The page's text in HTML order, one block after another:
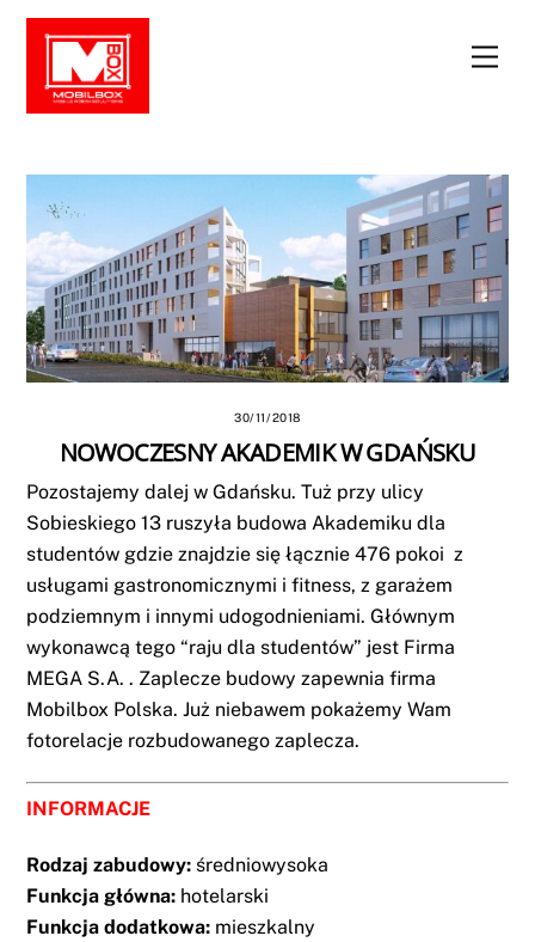
Skip
content
30/11/2018
NOWOCZESNY AKADEMIK W GDAŃSKU
Pozostajemy dalej w Gdańsku. Tuż przy ulicy
Sobieskiego 13 ruszyła budowa Akademiku dla
studentów gdzie znajdzie się łącznie 476 pokoi z
usługami gastronomicznymi i fitness, z garażem
podziemnym i innymi udogodnieniami. Głównym
wykonawcą tego “raju dla studentów” jest Firma
MEGA S.A. . Zaplecze budowy zapewnia firma
Mobilbox Polska. Już niebawem pokażemy Wam
fotorelacje rozbudowanego zaplecza.
INFORMACJE
Rodzaj zabudowy: średniowysoka
Funkcja główna: hotelarski
Funkcja dodatkowa: mieszkalny